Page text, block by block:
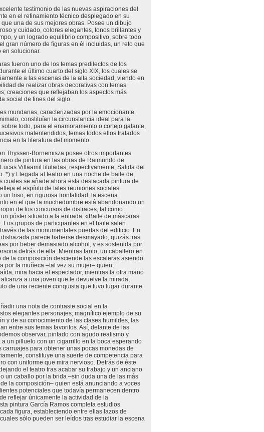
testimonio de las nuevas aspiraciones del
en el refinamiento técnico desplegado en su
una de sus mejores obras. Posee un dibujo
y cuidado, colores elegantes, tonos brillantes y
y un logrado equilibrio compositivo, sobre todo
gran número de figuras en él incluidas, un reto que
en solucionar.
fueron uno de los temas predilectos de los
el último cuarto del siglo XIX, los cuales se
a las escenas de la alta sociedad, viendo en
de realizar obras decorativas con temas
creaciones que reflejaban los aspectos más
social de fines del siglo.
mundanas, caracterizadas por la emocionante
constituían la circunstancia ideal para la
todo, para el enamoramiento o cortejo galante,
malentendidos, temas todos ellos tratados
en la literatura del momento.
Thyssen-Bornemisza posee otros importantes
de pintura en las obras de Raimundo de
Villaamil tituladas, respectivamente, Salida del
*) y Llegada al teatro en una noche de baile de
cuales se añade ahora esta destacada pintura de
el espíritu de tales reuniones sociales.
un friso, en rigurosa frontalidad, la escena
en el que la muchedumbre está abandonando un
de los concursos de disfraces, tal como
póster situado a la entrada: «Baile de máscaras.
Los grupos de participantes en el baile salen
de las monumentales puertas del edificio. En
parece haberse desmayado, quizás tras
por beber demasiado alcohol, y es sostenida por
detrás de ella. Mientras tanto, un caballero en
de la composición desciende las escaleras asiendo
por la muñeca –tal vez su mujer– quien,
mira hacia el espectador, mientras la otra mano
a una joven que le devuelve la mirada;
de una reciente conquista que tuvo lugar durante
una nota de contraste social en la
elegantes personajes; magnífico ejemplo de su
y de su conocimiento de las clases humildes, las
entre sus temas favoritos. Así, delante de las
observar, pintado con agudo realismo y
un pilluelo con un cigarrillo en la boca esperando
carruajes para obtener unas pocas monedas de
constituye una suerte de competencia para
con uniforme que mira nervioso. Detrás de éste
el teatro tras acabar su trabajo y un anciano
un caballo por la brida –sin duda una de las más
la composición– quien está anunciando a voces
potenciales que todavía permanecen dentro
reflejar únicamente la actividad de la
pintura García Ramos completa estudios
figura, estableciendo entre ellas lazos de
sólo pueden ser leídos tras estudiar la escena